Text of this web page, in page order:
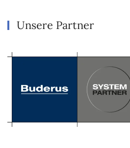
Unsere Partner